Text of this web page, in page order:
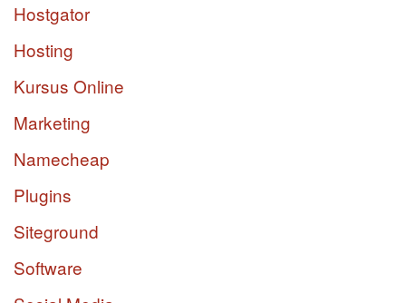
Hostgator
Hosting
Kursus Online
Marketing
Namecheap
Plugins
Siteground
Software